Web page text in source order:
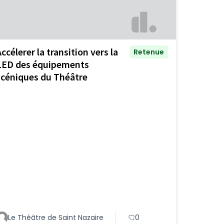
la transition vers la
des équipements
du Théâtre
Retenue
Le Théâtre de Saint Nazaire 0